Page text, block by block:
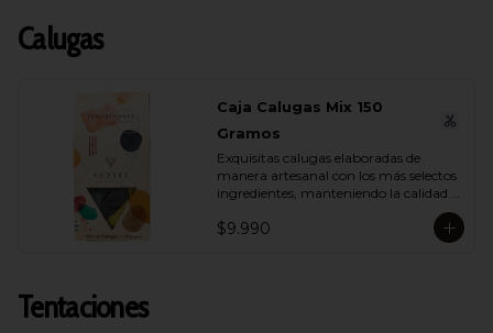
Calugas
Caja Calugas Mix 150
Gramos
Exquisitas calugas elaboradas de
manera artesanal con los más selectos
ingredientes, manteniendo la calidad
propia de Vettel. Encuéntralas en sus
distintas variedades para que
$9.990
Tentaciones